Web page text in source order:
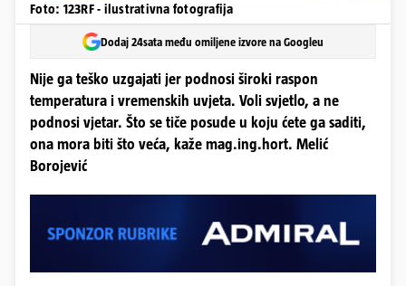
Foto: 123RF - ilustrativna fotografija
Dodaj 24sata među omiljene izvore na Googleu
Nije ga teško uzgajati jer podnosi široki raspon
temperatura i vremenskih uvjeta. Voli svjetlo, a ne
podnosi vjetar. Što se tiče posude u koju ćete ga saditi,
ona mora biti što veća, kaže mag.ing.hort. Melić
Borojević